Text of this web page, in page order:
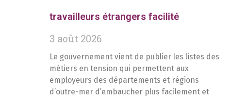
travailleurs étrangers facilité
3 août 2026
Le gouvernement vient de publier les listes des
métiers en tension qui permettent aux
employeurs des départements et régions
d’outre-mer d’embaucher plus facilement et